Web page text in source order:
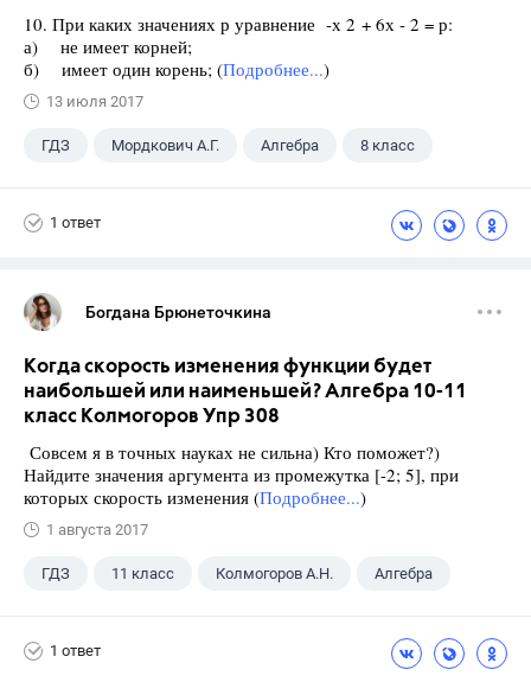
10. При каких значениях р уравнение -х 2 + 6х - 2 = р:
а) не имеет корней;
б) имеет один корень; (Подробнее...)
13 июля 2017
ГДЗ Мордкович А.Г. Алгебра 8 класс
1 ответ
Богдана Брюнеточкина
Когда скорость изменения функции будет
наибольшей или наименьшей? Алгебра 10-11
класс Колмогоров Упр 308
Совсем я в точных науках не сильна) Кто поможет?)
Найдите значения аргумента из промежутка [-2; 5], при
которых скорость изменения (Подробнее...)
1 августа 2017
ГДЗ 11 класс Колмогоров А.Н. Алгебра
1 ответ